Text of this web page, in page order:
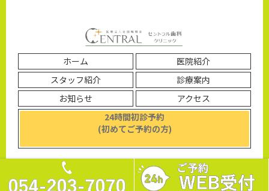
ホーム
医院紹介
スタッフ紹介
診療案内
お知らせ
アクセス
24時間初診予約
(初めてご予約の方)